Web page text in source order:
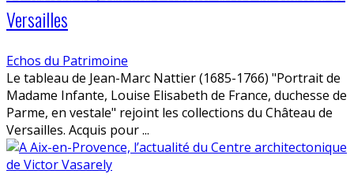
Versailles
Echos du Patrimoine
Le tableau de Jean-Marc Nattier (1685-1766) "Portrait de
Madame Infante, Louise Elisabeth de France, duchesse de
Parme, en vestale" rejoint les collections du Château de
Versailles. Acquis pour ...